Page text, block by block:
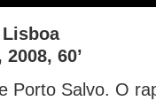
Lisboa
60’
Porto Salvo. O